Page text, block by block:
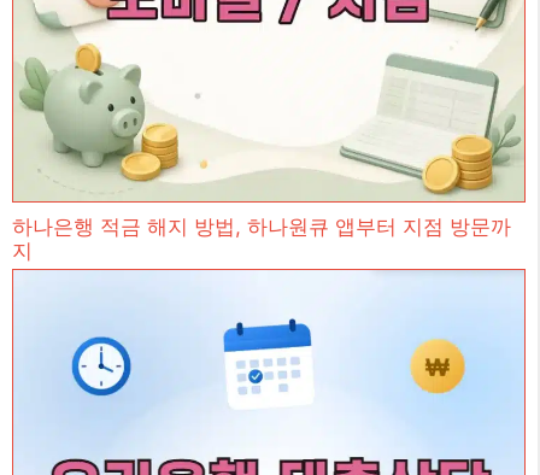
하나은행 적금 해지 방법, 하나원큐 앱부터 지점 방문까
지